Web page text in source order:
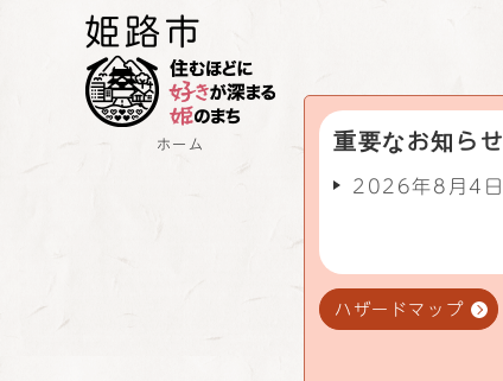
ホーム 重要なお知らせ
2026年8月4日
ハザードマップ